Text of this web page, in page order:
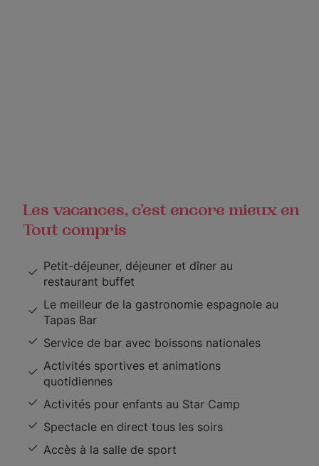
Les vacances, c’est encore mieux en
Tout compris
Petit-déjeuner, déjeuner et dîner au
restaurant buffet
Le meilleur de la gastronomie espagnole au
Tapas Bar
Service de bar avec boissons nationales
Activités sportives et animations
quotidiennes
Activités pour enfants au Star Camp
Spectacle en direct tous les soirs
Accès à la salle de sport